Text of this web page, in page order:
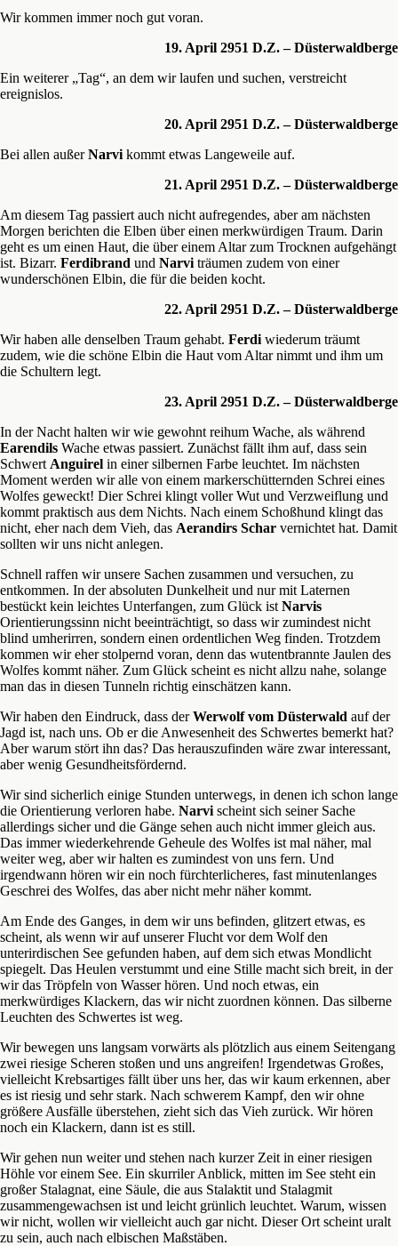
Wir kommen immer noch gut voran.
19. April 2951 D.Z. – Düsterwaldberge
Ein weiterer „Tag“, an dem wir laufen und suchen, verstreicht
ereignislos.
20. April 2951 D.Z. – Düsterwaldberge
Bei allen außerNarvi kommt etwas Langeweile auf.
21. April 2951 D.Z. – Düsterwaldberge
Am diesem Tag passiert auch nicht aufregendes, aber am nächsten
Morgen berichten die Elben über einen merkwürdigen Traum. Darin
geht es um einen Haut, die über einem Altar zum Trocknen aufgehängt
ist. Bizarr. Ferdibrand und Narvi träumen zudem von einer
wunderschönen Elbin, die für die beiden kocht.
22. April 2951 D.Z. – Düsterwaldberge
Wir haben alle denselben Traum gehabt. Ferdi wiederum träumt
zudem, wie die schöne Elbin die Haut vom Altar nimmt und ihm um
die Schultern legt.
23. April 2951 D.Z. – Düsterwaldberge
In der Nacht halten wir wie gewohnt reihum Wache, als während
Earendils Wache etwas passiert. Zunächst fällt ihm auf, dass sein
Schwert Anguirel in einer silbernen Farbe leuchtet. Im nächsten
Moment werden wir alle von einem markerschütternden Schrei eines
Wolfes geweckt! Dier Schrei klingt voller Wut und Verzweiflung und
kommt praktisch aus dem Nichts. Nach einem Schoßhund klingt das
nicht, eher nach dem Vieh, das Aerandirs Schar vernichtet hat. Damit
sollten wir uns nicht anlegen.
Schnell raffen wir unsere Sachen zusammen und versuchen, zu
entkommen. In der absoluten Dunkelheit und nur mit Laternen
bestückt kein leichtes Unterfangen, zum Glück ist Narvis
Orientierungssinn nicht beeinträchtigt, so dass wir zumindest nicht
blind umherirren, sondern einen ordentlichen Weg finden. Trotzdem
kommen wir eher stolpernd voran, denn das wutentbrannte Jaulen des
Wolfes kommt näher. Zum Glück scheint es nicht allzu nahe, solange
man das in diesen Tunneln richtig einschätzen kann.
Wir haben den Eindruck, dass derWerwolf vom Düsterwald auf der
Jagd ist, nach uns. Ob er die Anwesenheit des Schwertes bemerkt hat?
Aber warum stört ihn das? Das herauszufinden wäre zwar interessant,
aber wenig Gesundheitsfördernd.
Wir sind sicherlich einige Stunden unterwegs, in denen ich schon lange
die Orientierung verloren habe. Narvi scheint sich seiner Sache
allerdings sicher und die Gänge sehen auch nicht immer gleich aus.
Das immer wiederkehrende Geheule des Wolfes ist mal näher, mal
weiter weg, aber wir halten es zumindest von uns fern. Und
irgendwann hören wir ein noch fürchterlicheres, fast minutenlanges
Geschrei des Wolfes, das aber nicht mehr näher kommt.
Am Ende des Ganges, in dem wir uns befinden, glitzert etwas, es
scheint, als wenn wir auf unserer Flucht vor dem Wolf den
unterirdischen See gefunden haben, auf dem sich etwas Mondlicht
spiegelt. Das Heulen verstummt und eine Stille macht sich breit, in der
wir das Tröpfeln von Wasser hören. Und noch etwas, ein
merkwürdiges Klackern, das wir nicht zuordnen können. Das silberne
Leuchten des Schwertes ist weg.
Wir bewegen uns langsam vorwärts als plötzlich aus einem Seitengang
zwei riesige Scheren stoßen und uns angreifen! Irgendetwas Großes,
vielleicht Krebsartiges fällt über uns her, das wir kaum erkennen, aber
es ist riesig und sehr stark. Nach schwerem Kampf, den wir ohne
größere Ausfälle überstehen, zieht sich das Vieh zurück. Wir hören
noch ein Klackern, dann ist es still.
Wir gehen nun weiter und stehen nach kurzer Zeit in einer riesigen
Höhle vor einem See. Ein skurriler Anblick, mitten im See steht ein
großer Stalagnat, eine Säule, die aus Stalaktit und Stalagmit
zusammengewachsen ist und leicht grünlich leuchtet. Warum, wissen
wir nicht, wollen wir vielleicht auch gar nicht. Dieser Ort scheint uralt
zu sein, auch nach elbischen Maßstäben.